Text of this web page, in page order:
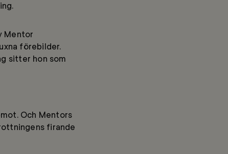
Mentor
förebilder.
sitter hon som
Och Mentors
firande